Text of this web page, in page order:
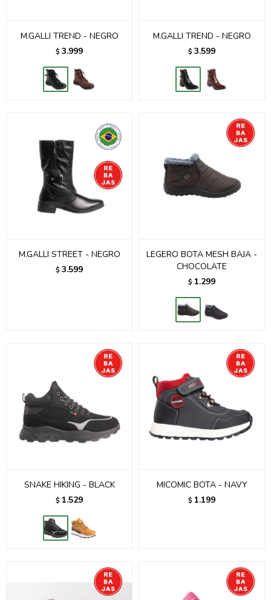
M.GALLI TREND - NEGRO
$ 3.999
M.GALLI TREND - NEGRO
$ 3.599
M.GALLI STREET - NEGRO
$ 3.599
LEGERO BOTA MESH BAJA -
CHOCOLATE
$ 1.299
SNAKE HIKING - BLACK
$ 1.529
MICOMIC BOTA - NAVY
$ 1.199